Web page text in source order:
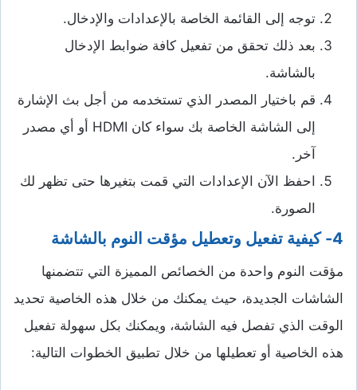
توجه إلى القائمة الخاصة بالإعدادات والإدخال.
بعد ذلك تحقق من تفعيل كافة ضوابط الإدخال
بالشاشة.
قم باختيار المصدر الذي تستخدمه من أجل بث الإشارة
إلى الشاشة الخاصة بك سواء كان HDMI أو أي مصدر
آخر.
احفظ الآن الإعدادات التي قمت بتغيرها حتى تظهر لك
الصورة.
4- كيفية تفعيل وتعطيل مؤقت النوم بالشاشة
مؤقت النوم واحدة من الخصائص المميزة التي تتضمنها
الشاشات الجديدة، حيث يمكنك من خلال هذه الخاصية تحديد
الوقت الذي تفصل فيه الشاشة، ويمكنك بكل سهولة تفعيل
هذه الخاصية أو تعطيلها من خلال تطبيق الخطوات التالية: